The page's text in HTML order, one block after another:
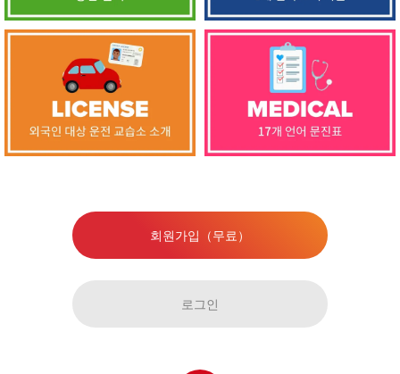
회원가입（무료）
로그인